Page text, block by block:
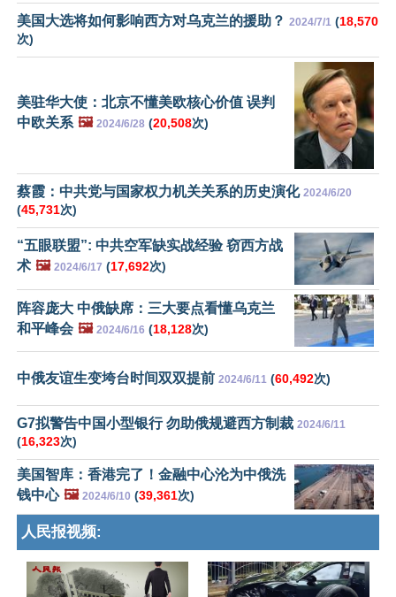
美国大选将如何影响西方对乌克兰的援助？ 2024/7/1 (18,570
次)
美驻华大使：北京不懂美欧核心价值 误判
中欧关系 🖼️ 2024/6/28 (20,508次)
蔡霞：中共党与国家权力机关关系的历史演化 2024/6/20
(45,731次)
“五眼联盟”: 中共空军缺实战经验 窃西方战
术 🖼️ 2024/6/17 (17,692次)
阵容庞大 中俄缺席：三大要点看懂乌克兰
和平峰会 🖼️ 2024/6/16 (18,128次)
中俄友谊生变垮台时间双双提前 2024/6/11 (60,492次)
G7拟警告中国小型银行 勿助俄规避西方制裁 2024/6/11
(16,323次)
美国智库：香港完了！金融中心沦为中俄洗
钱中心 🖼️ 2024/6/10 (39,361次)
人民报视频: